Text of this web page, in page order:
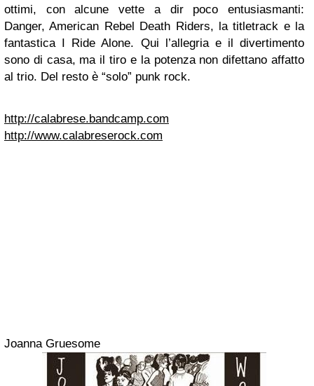
ottimi, con alcune vette a dir poco entusiasmanti:
Danger, American Rebel Death Riders, la titletrack e la
fantastica I Ride Alone. Qui l’allegria e il divertimento
sono di casa, ma il tiro e la potenza non difettano affatto
al trio. Del resto è “solo” punk rock.
http://calabrese.bandcamp.com
http://www.calabreserock.com
Joanna Gruesome